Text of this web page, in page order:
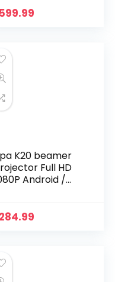
599.99
K20 beamer
Full HD
Android /
en wifi/
284.99